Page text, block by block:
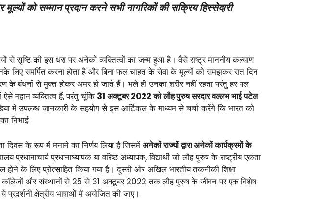
को सम्मान प्रदान करने सभी नागरिकों की सक्रिय हिस्सेदारी
से सृष्टि की इस धरा पर अनेकों व्यक्तित्वों का जन्म हुआ है। वैसे राष्ट्र माननीय कल्याण
लिए समर्पित करना होता है और बिना फल चाहत के सेवा के मूल्यों को समझकर रात दिन
के बंधनों से मुक्त होकर अमर हो जाते हैं। भले ही उनका शरीर नहीं रहता परंतु हर पल
महान व्यक्तित्व हैं, परंतु चूंकि 31 अक्टूबर 2022 को लौह पुरुष सरदार वल्लभ भाई पटेल
में उपलब्ध जानकारी के सहयोग से इस आर्टिकल के माध्यम से चर्चा करेंगे कि भारत को
निभाई।
दिवस के रूप में मनाने का निर्णय लिया है जिसमें अनेकों राज्यों द्वारा अनेकों कार्यक्रमों के
प्रधानाचार्य प्रधानाध्यापक या वरिष्ठ अध्यापक, विद्यार्थी जो लौह पुरुष के राष्ट्रीय एकता
होने के लिए प्रोत्साहित किया गया है। दूसरी ओर अखिल भारतीय तकनीकी शिक्षा
कॉलेजों और संस्थानों से 25 से 31 अक्टूबर 2022 तक लौह पुरुष के जीवन पर एक विशेष
क्षेत्रीय भाषाओं में अयोजित की जाए।